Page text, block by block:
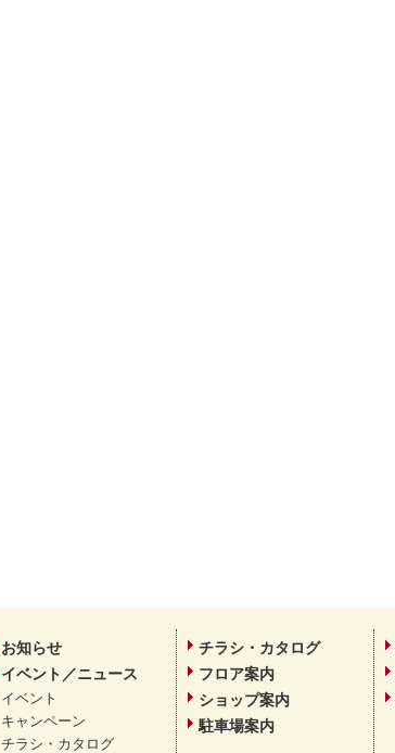
お知らせ
イベント／ニュース
イベント
キャンペーン
チラシ・カタログ
チラシ・カタログ
フロア案内
ショップ案内
駐車場案内